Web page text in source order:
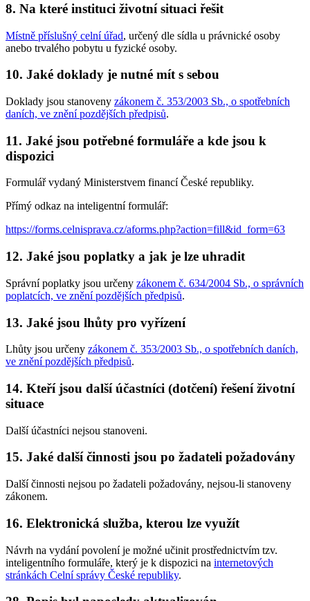
8. Na které instituci životní situaci řešit
Místně příslušný celní úřad, určený dle sídla u právnické osoby
anebo trvalého pobytu u fyzické osoby.
10. Jaké doklady je nutné mít s sebou
Doklady jsou stanoveny zákonem č. 353/2003 Sb., o spotřebních
daních, ve znění pozdějších předpisů.
11. Jaké jsou potřebné formuláře a kde jsou k
dispozici
Formulář vydaný Ministerstvem financí České republiky.
Přímý odkaz na inteligentní formulář:
https://forms.celnisprava.cz/aforms.php?action=fill&id_form=63
12. Jaké jsou poplatky a jak je lze uhradit
Správní poplatky jsou určeny zákonem č. 634/2004 Sb., o správních
poplatcích, ve znění pozdějších předpisů.
13. Jaké jsou lhůty pro vyřízení
Lhůty jsou určeny zákonem č. 353/2003 Sb., o spotřebních daních,
ve znění pozdějších předpisů.
14. Kteří jsou další účastníci (dotčení) řešení životní
situace
Další účastníci nejsou stanoveni.
15. Jaké další činnosti jsou po žadateli požadovány
Další činnosti nejsou po žadateli požadovány, nejsou-li stanoveny
zákonem.
16. Elektronická služba, kterou lze využít
Návrh na vydání povolení je možné učinit prostřednictvím tzv.
inteligentního formuláře, který je k dispozici na internetových
stránkách Celní správy České republiky.